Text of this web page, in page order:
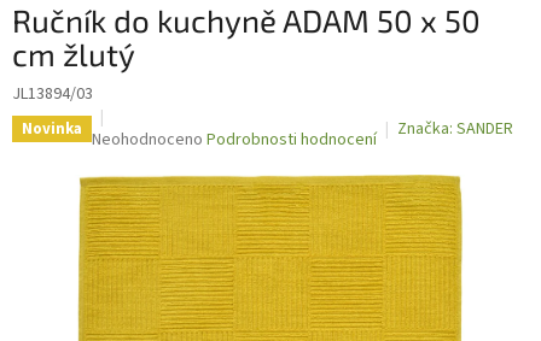
Ručník do kuchyně ADAM 50 x 50
cm žlutý
JL13894/03
Novinka Průměrné
produktu
je
0,0
z
hvězdiček.
Neohodnoceno Podrobnosti hodnocení Značka: SANDER